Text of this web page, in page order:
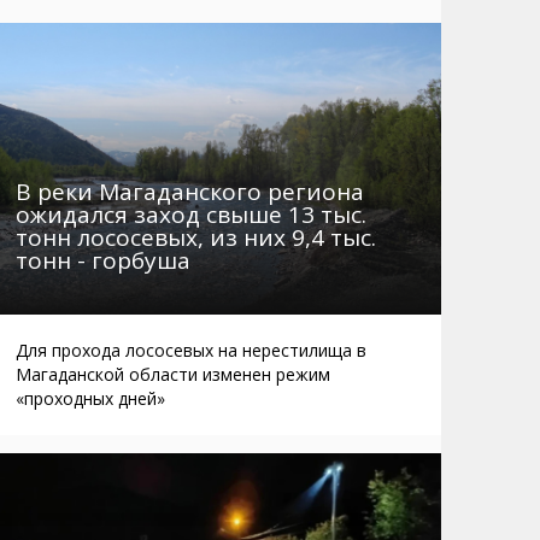
Автобусы Магадан – Аэропорт
Таблица приливов отливов
Не мусорить
Браконьеры
В реки Магаданского региона
ожидался заход свыше 13 тыс.
тонн лососевых, из них 9,4 тыс.
тонн - горбуша
Для прохода лососевых на нерестилища в
Магаданской области изменен режим
«проходных дней»